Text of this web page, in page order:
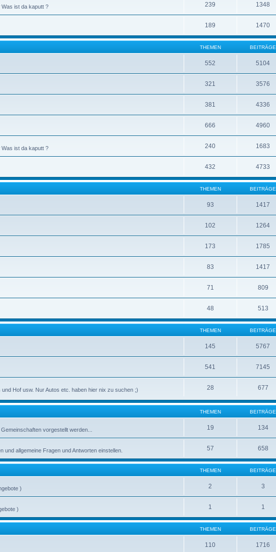
Was ist da kaputt ? 239 1348
189 1470
THEMEN BEITRÄGE
552 5104
321 3576
381 4336
666 4960
Was ist da kaputt ? 240 1683
432 4733
THEMEN BEITRÄGE
93 1417
102 1264
173 1785
83 1417
71 809
48 513
THEMEN BEITRÄGE
145 5767
541 7145
Hof usw. Nur Autos etc. haben hier nix zu suchen ;) 28 677
THEMEN BEITRÄGE
vorgestellt werden... 19 134
allgemeine Fragen und Antworten einstellen. 57 658
THEMEN BEITRÄGE
) 2 3
) 1 1
THEMEN BEITRÄGE
110 1716